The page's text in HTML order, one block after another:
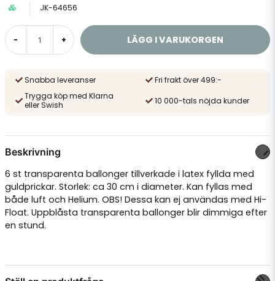
JK-64656
- + LÄGG I VARUKORGEN
Snabba leveranser
Fri frakt över 499:-
Trygga köp med Klarna
eller Swish
10 000-tals nöjda kunder
Beskrivning
6 st transparenta ballonger tillverkade i latex fyllda med
guldprickar. Storlek: ca 30 cm i diameter. Kan fyllas med
både luft och Helium. OBS! Dessa kan ej användas med Hi-
Float. Uppblåsta transparenta ballonger blir dimmiga efter
en stund.